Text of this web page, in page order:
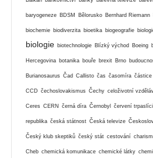
baryogeneze BDSM Bělorusko Bernhard Riemann
biochemie biodiverzita bioetika biogeografie
biologie biotechnologie Blízký východ Boeing
Hercegovina botanika bouře brexit Brno
Burianosaurus Čad Callisto čas časomíra částice
CCD čechoslovakismus Čechy celoživotní
Ceres CERN černá díra Černobyl červení trpaslíci
republika česká státnost Česká televize
Český klub skeptiků český stát cestování
Cheb chemická komunikace chemické látky